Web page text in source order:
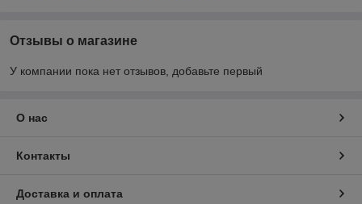
Отзывы о магазине
У компании пока нет отзывов, добавьте первый
О нас
Контакты
Доставка и оплата